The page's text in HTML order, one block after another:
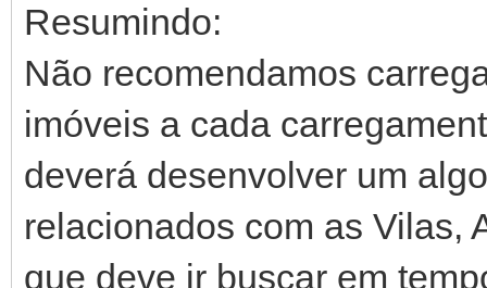
Resumindo:
Não recomendamos
imóveis a cada
deverá desenvolver um
relacionados com as Vilas,
que deve ir buscar em